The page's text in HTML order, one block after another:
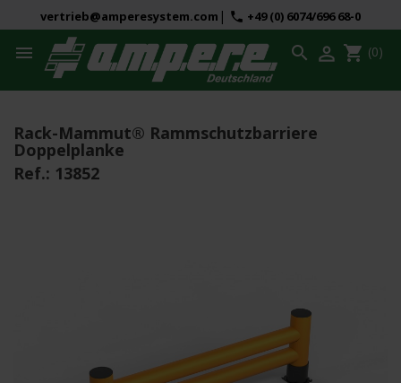
vertrieb@amperesystem.com | phone +49 (0) 6074/696 68-0
 shopping_cart (0)


Rack-Mammut® Rammschutzbarriere
Doppelplanke
Ref.: 13852